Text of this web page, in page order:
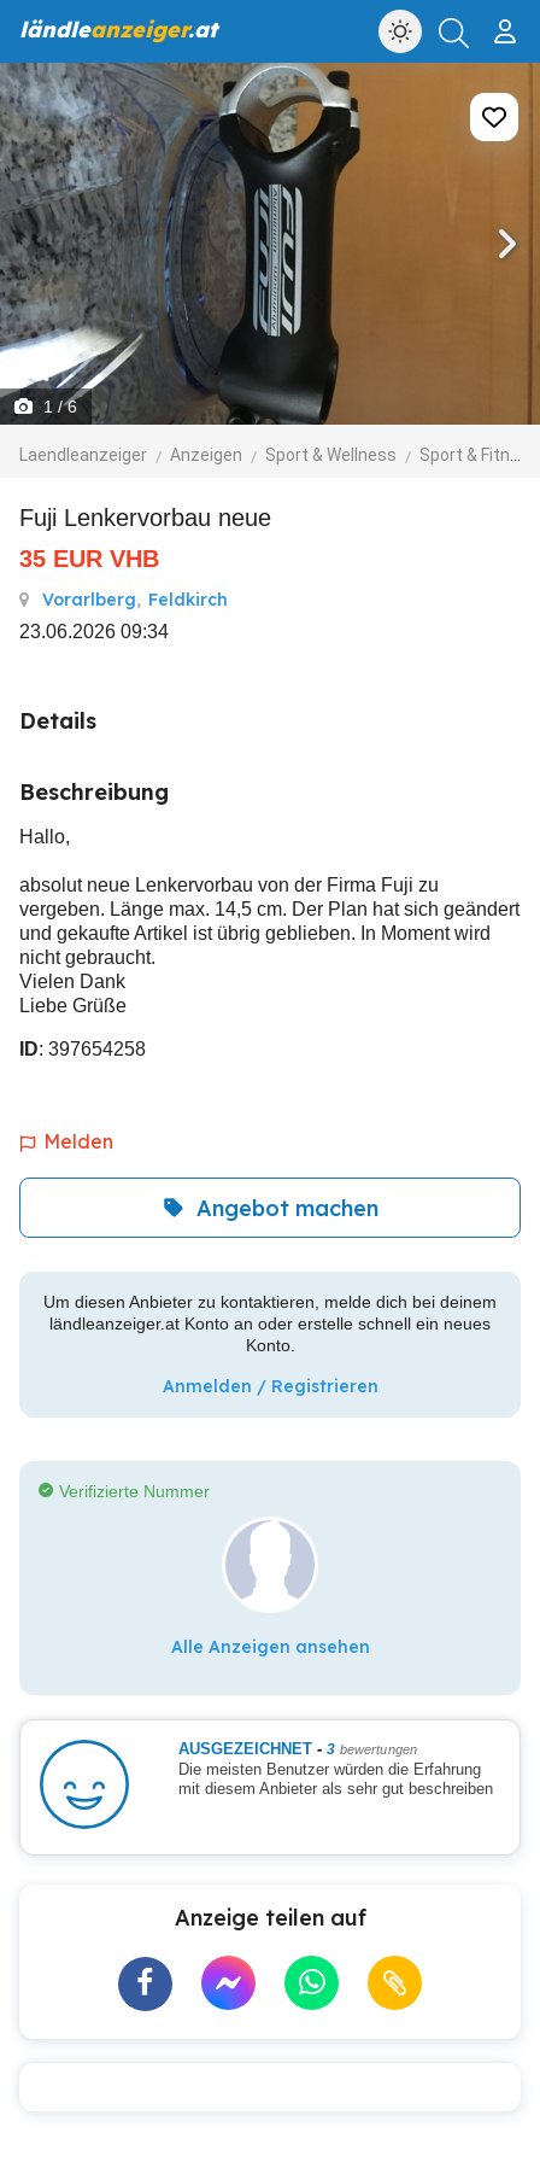
ländleanzeiger.at
1 / 6
Laendleanzeiger Anzeigen Sport & Wellness Sport & Fitness
Fuji Lenkervorbau neue
35 EUR VHB
Vorarlberg, Feldkirch
23.06.2026 09:34
Details
Beschreibung
Hallo,
absolut neue Lenkervorbau von der Firma Fuji zu
vergeben. Länge max. 14,5 cm. Der Plan hat sich geändert
und gekaufte Artikel ist übrig geblieben. In Moment wird
nicht gebraucht.
Vielen Dank
Liebe Grüße
ID: 397654258
Melden
Angebot machen
Um diesen Anbieter zu kontaktieren, melde dich bei deinem
ländleanzeiger.at Konto an oder erstelle schnell ein neues
Konto.
Anmelden / Registrieren
Verifizierte Nummer
Alle Anzeigen ansehen
AUSGEZEICHNET - 3 bewertungen
Die meisten Benutzer würden die Erfahrung
mit diesem Anbieter als sehr gut beschreiben
Anzeige teilen auf